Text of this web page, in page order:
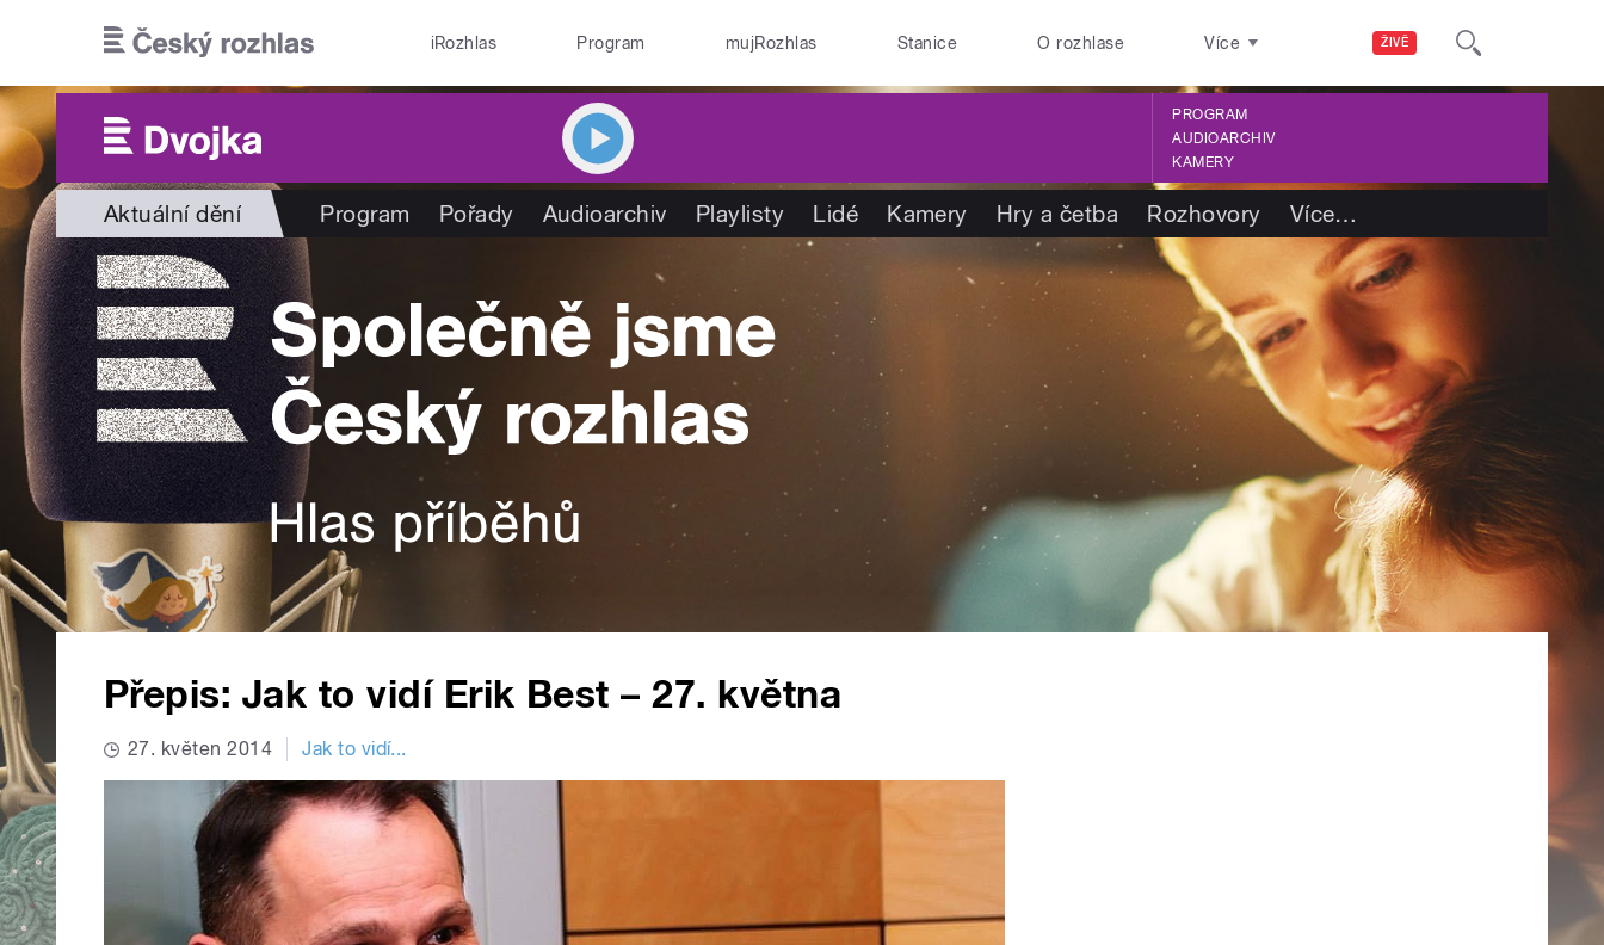
ŽIVĚ
iRozhlas Program mujRozhlas Stanice O rozhlase Více
PROGRAM
AUDIOARCHIV
KAMERY
Aktuální dění Program Pořady Audioarchiv Playlisty Lidé Kamery Hry a četba Rozhovory Více…
Přepis: Jak to vidí Erik Best – 27. května
27. květen 2014 Jak to vidí...